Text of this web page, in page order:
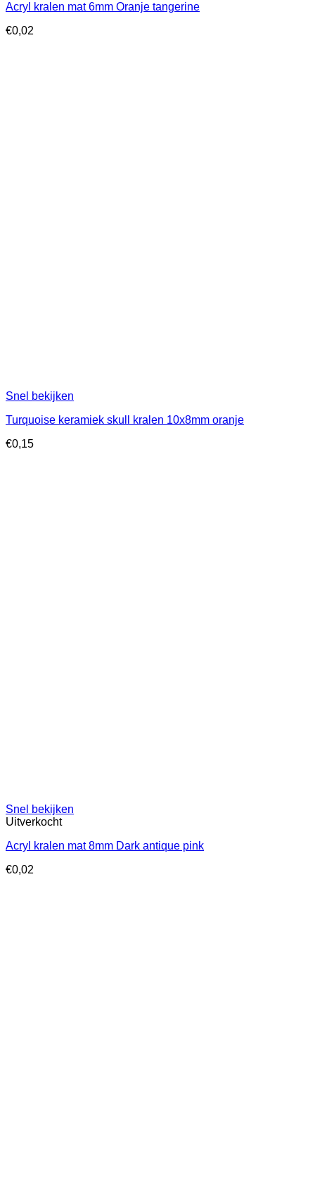
Acryl kralen mat 6mm Oranje tangerine
€0,02
Snel bekijken
Turquoise keramiek skull kralen 10x8mm oranje
€0,15
Snel bekijken
Uitverkocht
Acryl kralen mat 8mm Dark antique pink
€0,02